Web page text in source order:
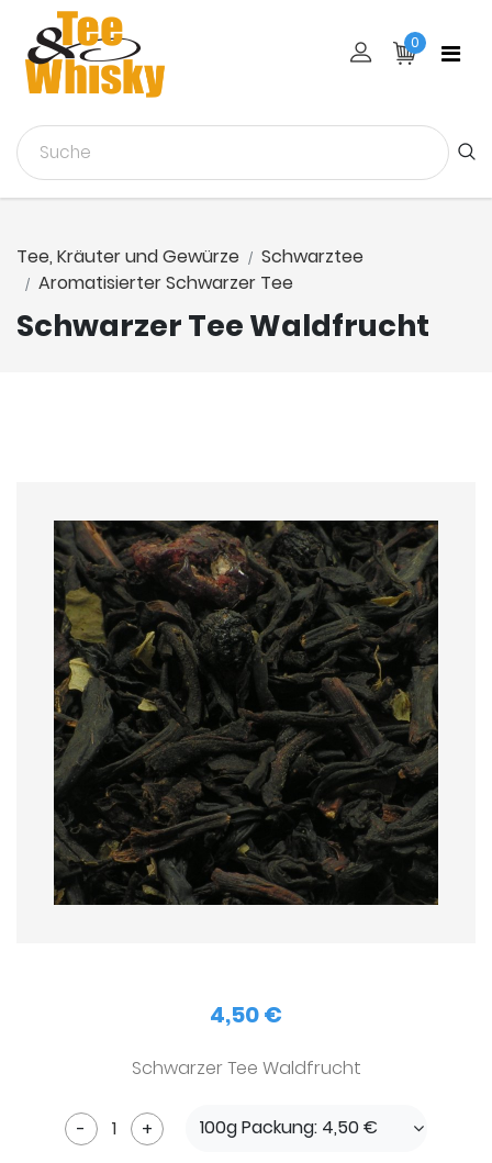
0
Schwarzer Tee Waldfrucht
Tee, Kräuter und Gewürze
Schwarztee
Aromatisierter Schwarzer Tee
4,50 €
Schwarzer Tee Waldfrucht
- + 100g Packung: 4,50 €